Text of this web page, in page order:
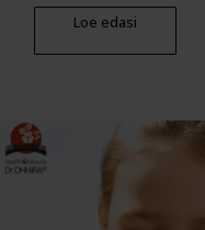
Loe edasi